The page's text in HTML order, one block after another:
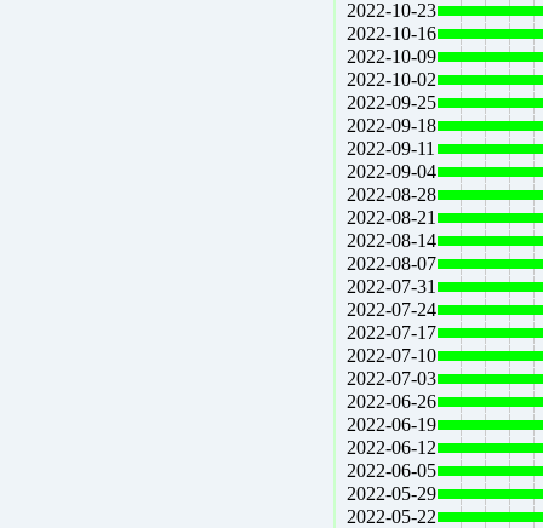
2022-10-23
2022-10-16
2022-10-09
2022-10-02
2022-09-25
2022-09-18
2022-09-11
2022-09-04
2022-08-28
2022-08-21
2022-08-14
2022-08-07
2022-07-31
2022-07-24
2022-07-17
2022-07-10
2022-07-03
2022-06-26
2022-06-19
2022-06-12
2022-06-05
2022-05-29
2022-05-22